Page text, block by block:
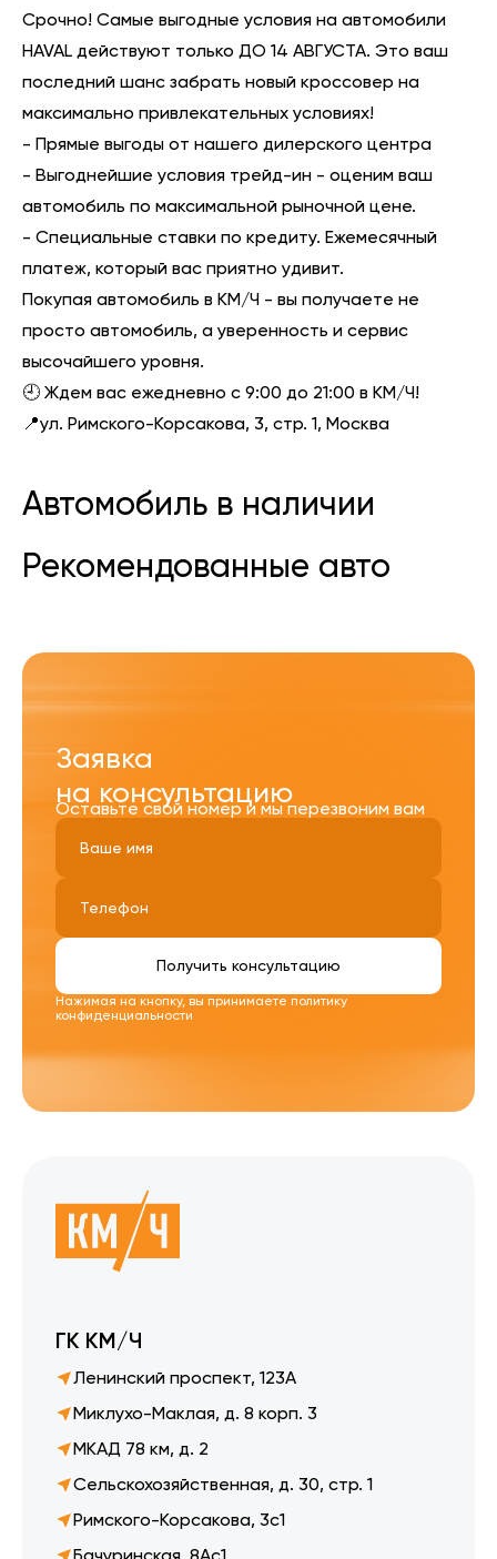
Срочно! Самые выгодные условия на автомобили
HAVAL действуют только ДО 14 АВГУСТА. Это ваш
последний шанс забрать новый кроссовер на
максимально привлекательных условиях!
- Прямые выгоды от нашего дилерского центра
- Выгоднейшие условия трейд-ин - оценим ваш
автомобиль по максимальной рыночной цене.
- Специальные ставки по кредиту. Ежемесячный
платеж, который вас приятно удивит.
Покупая автомобиль в КМ/Ч - вы получаете не
просто автомобиль, а уверенность и сервис
высочайшего уровня.
🕘 Ждем вас ежедневно с 9:00 до 21:00 в КМ/Ч!
📍ул. Римского-Корсакова, 3, стр. 1, Москва
Автомобиль в наличии
Рекомендованные авто
Заявка
на консультацию
Оставьте свой номер и мы перезвоним вам
Нажимая на кнопку, вы принимаете политику
конфиденциальности
Получить консультацию
ГК КМ/Ч
Ленинский проспект, 123А
Миклухо-Маклая, д. 8 корп. 3
МКАД 78 км, д. 2
Сельскохозяйственная, д. 30, стр. 1
Римского-Корсакова, 3с1